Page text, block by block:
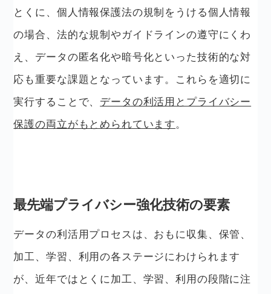
とくに、個人情報保護法の規制をうける個人情報
の場合、法的な規制やガイドラインの遵守にくわ
え、データの匿名化や暗号化といった技術的な対
応も重要な課題となっています。これらを適切に
実行することで、 データの利活用とプライバシー
保護の両立がもとめられています 。
最先端プライバシー強化技術の要素
データの利活用プロセスは、おもに収集、保管、
加工、学習、利用の各ステージにわけられます
が、近年ではとくに加工、学習、利用の段階に注